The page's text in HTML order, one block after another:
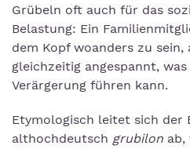
Grübeln oft auch für das
Belastung: Ein
dem Kopf woanders zu sein,
gleichzeitig angespannt,
Verärgerung führen kann.
Etymologisch leitet sich der
althochdeutsch grubilon ab,